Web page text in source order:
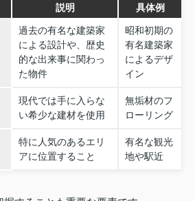
説明 具体例
過去の有名な建築家
による設計や、歴史
的な出来事に関わっ
た物件
昭和初期の
有名建築家
によるデザ
イン
現代では手に入らな
い希少な建材を使用
無垢材のフ
ローリング
特に人気のあるエリ
アに位置すること
有名な観光
地や駅近